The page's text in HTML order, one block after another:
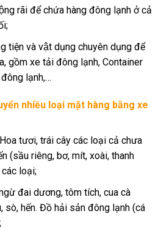
rãi để chứa hàng đông lạnh ở cả
tiện và vật dụng chuyên dụng để
gồm xe tải đông lạnh, Container
lạnh,…
nhiều loại mặt hàng bằng xe
tươi, trái cây các loại cả chưa
(sầu riêng, bơ, mít, xoài, thanh
các loại;
đai dương, tôm tích, cua cà
sò, hến. Đồ hải sản đông lạnh (cá